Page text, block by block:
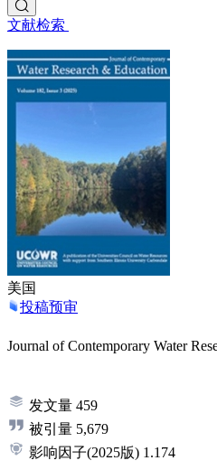
文献检索
美国
投稿预审
Journal of Contemporary Water
发文量 459
被引量 5,679
影响因子(2025版) 1.174